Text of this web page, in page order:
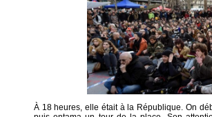
À 18 heures, elle était à la République. On